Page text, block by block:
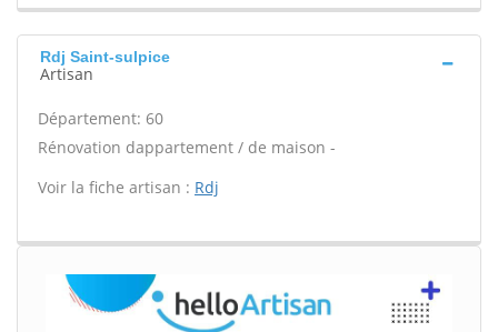
Rdj Saint-sulpice
Artisan
Département: 60
Rénovation dappartement / de maison -
Voir la fiche artisan : Rdj